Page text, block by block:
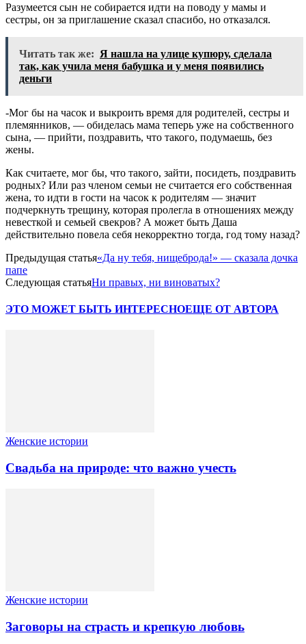
Разумеется сын не собирается идти на поводу у мамы и
сестры, он за приглашение сказал спасибо, но отказался.
Читать так же: Я нашла на улице купюру, сделала
так, как учила меня бабушка и у меня появились
деньги
-Мог бы на часок и выкроить время для родителей, сестры и
племянников, — обиделась мама теперь уже на собственного
сына, — прийти, поздравить, что такого, подумаешь, без
жены.
Как считаете, мог бы, что такого, зайти, посидеть, поздравить
родных? Или раз членом семьи не считается его собственная
жена, то идти в гости на часок к родителям — значит
подчеркнуть трещину, которая пролегла в отношениях между
невесткой и семьей свекров? А может быть Даша
действительно повела себя некорректно тогда, год тому назад?
Предыдущая статья«Да ну тебя, нищеброда!» — сказала дочка
папе
Следующая статьяНи правых, ни виноватых?
ЭТО МОЖЕТ БЫТЬ ИНТЕРЕСНОЕЩЕ ОТ АВТОРА
Женские истории
Свадьба на природе: что важно учесть
Женские истории
Заговоры на страсть и крепкую любовь